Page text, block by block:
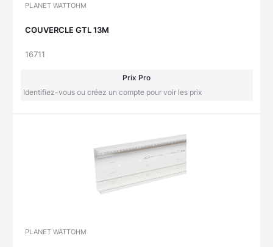
PLANET WATTOHM
COUVERCLE GTL 13M
16711
Prix Pro
Identifiez-vous ou créez un compte pour voir les prix
PLANET WATTOHM